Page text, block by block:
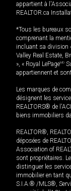
appartient à
REALTOR.ca
*Tous les bureaux
comprenant la
incluant sa division
Valley Real Estate,
», « Royal LePageMD
appartiennent et
Les marques de
désignent les
REALTORS® de
biens immobiliers
REALTOR®,
déposées de
Association of
sont propriétaires.
distinguer les
immobilier en tant
S.I.A.® /MLS®,